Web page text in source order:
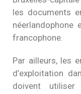
les documents
néerlandophone
francophone.
Par ailleurs, les
d’exploitation
doivent